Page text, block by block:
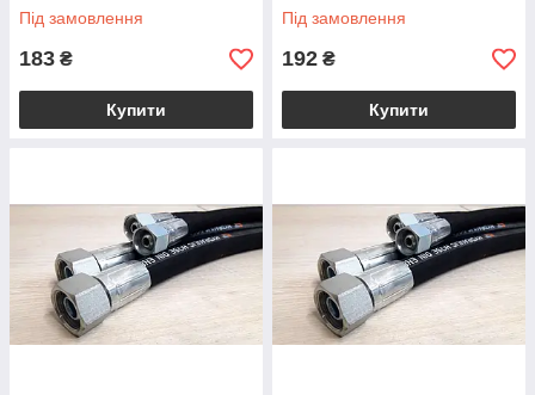
Під замовлення
183 ₴
Купити
Під замовлення
192 ₴
Купити